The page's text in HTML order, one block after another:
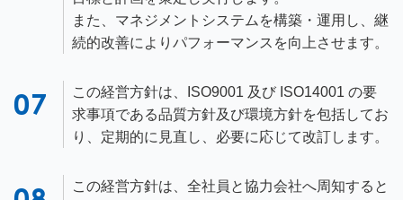
また、マネジメントシステムを構築・運用し、継
続的改善によりパフォーマンスを向上させます。
この経営方針は、ISO9001 及び ISO14001 の要
求事項である品質方針及び環境方針を包括してお
り、定期的に見直し、必要に応じて改訂します。
この経営方針は、全社員と協力会社へ周知すると